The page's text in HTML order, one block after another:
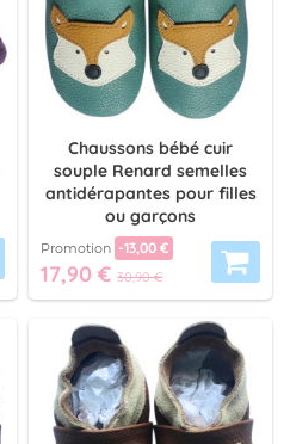
Chaussons bébé cuir
souple Renard semelles
antidérapantes pour filles
ou garçons
Promotion -13,00 €
17,90 €30,90 €